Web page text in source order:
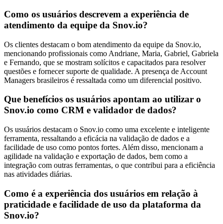
Como os usuários descrevem a experiência de
atendimento da equipe da Snov.io?
Os clientes destacam o bom atendimento da equipe da Snov.io,
mencionando profissionais como Andriane, Maria, Gabriel, Gabriela
e Fernando, que se mostram solícitos e capacitados para resolver
questões e fornecer suporte de qualidade. A presença de Account
Managers brasileiros é ressaltada como um diferencial positivo.
Que benefícios os usuários apontam ao utilizar o
Snov.io como CRM e validador de dados?
Os usuários destacam o Snov.io como uma excelente e inteligente
ferramenta, ressaltando a eficácia na validação de dados e a
facilidade de uso como pontos fortes. Além disso, mencionam a
agilidade na validação e exportação de dados, bem como a
integração com outras ferramentas, o que contribui para a eficiência
nas atividades diárias.
Como é a experiência dos usuários em relação à
praticidade e facilidade de uso da plataforma da
Snov.io?